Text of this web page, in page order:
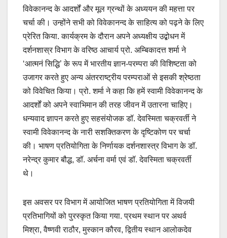
विवेकानन्द के आदर्शों और मूल ग्रन्थों के अध्ययन की महत्ता पर
चर्चा की। उन्होंने सभी को विवेकानन्द के साहित्य को पढ़ने के लिए
प्रेरित किया. कार्यक्रम के दौरान अपने अध्यक्षीय उद्बोधन में
दर्शनशास्र विभाग के वरिष्ठ आचार्य प्रो. अम्बिकादत्त शर्मा ने
‘आत्मनं सिद्धि’ के रूप में भारतीय ज्ञान-परम्परा की विशिष्टता को
उजागर करते हुए अन्य अंतरराष्ट्रीय परम्पराओं से इसकी श्रेष्ठता
को विवेचित किया। प्रो. शर्मा ने कहा कि हमें स्वामी विवेकानन्द के
आदर्शों को अपने स्वाभिमान की तरह जीवन में उतारना चाहिए।
धन्य‍वाद ज्ञापन करते हुए सहसंयोजक डॉ. देवस्मिता चक्रवर्ती ने
स्वामी विवेकानन्द के नारी सशक्तिकरण के दृष्टिकोण पर चर्चा
की। भाषण प्रतियोगिता के निर्णायक दर्शनशास्त्र विभाग के डॉ.
नरेन्द्र कुमार बौद्ध, डॉ. अर्चना वर्मा एवं डॉ. देवस्मिता चक्रवर्ती
थे।
इस अवसर पर विभाग में आयोजित भाषण प्रतियोगिता में विजयी
प्रतिभागियों को पुरस्कृत किया गया. प्रथम स्थान पर अथर्व
मिश्रा, वैष्णवी राठौर, मुस्कान कौरव, द्वितीय स्था‍न आलोकदेव